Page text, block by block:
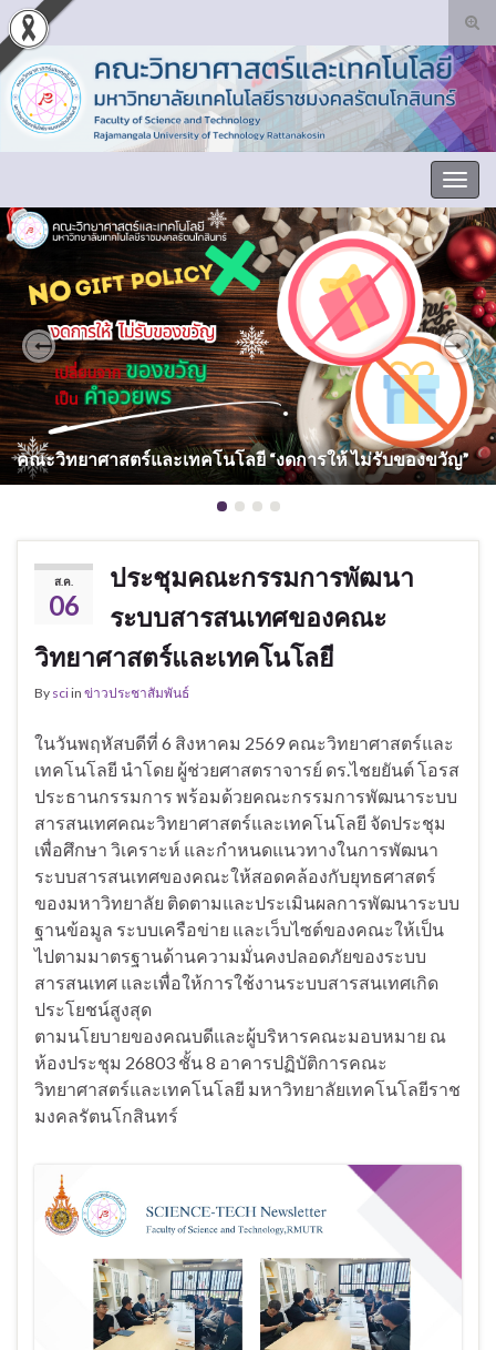
Search for:
คณะวิทยาศาสตร์และเทคโนโลยี Faculty of Science and
Technology, RMUTR
Previous
ส.ค.
06
ประชุมคณะกรรมการพัฒนา
ระบบสารสนเทศของคณะ
วิทยาศาสตร์และเทคโนโลยี
By sciin ข่าวประชาสัมพันธ์
ในวันพฤหัสบดีที่ 6 สิงหาคม 2569 คณะวิทยาศาสตร์และ
เทคโนโลยี นำโดย ผู้ช่วยศาสตราจารย์ ดร.ไชยยันต์ โอรส
ประธานกรรมการ พร้อมด้วยคณะกรรมการพัฒนาระบบ
สารสนเทศคณะวิทยาศาสตร์และเทคโนโลยี จัดประชุม
เพื่อศึกษา วิเคราะห์ และกำหนดแนวทางในการพัฒนา
ระบบสารสนเทศของคณะให้สอดคล้องกับยุทธศาสตร์
ของมหาวิทยาลัย ติดตามและประเมินผลการพัฒนาระบบ
ฐานข้อมูล ระบบเครือข่าย และเว็บไซต์ของคณะให้เป็น
ไปตามมาตรฐานด้านความมั่นคงปลอดภัยของระบบ
สารสนเทศ และเพื่อให้การใช้งานระบบสารสนเทศเกิด
ประโยชน์สูงสุด
ตามนโยบายของคณบดีและผู้บริหารคณะมอบหมาย ณ
ห้องประชุม 26803 ชั้น 8 อาคารปฏิบัติการคณะ
วิทยาศาสตร์และเทคโนโลยี มหาวิทยาลัยเทคโนโลยีราช
มงคลรัตนโกสินทร์